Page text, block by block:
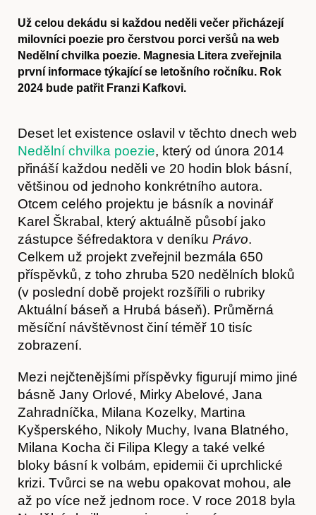
Už celou dekádu si každou neděli večer přicházejí
milovníci poezie pro čerstvou porci veršů na web
Nedělní chvilka poezie. Magnesia Litera zveřejnila
první informace týkající se letošního ročníku. Rok
2024 bude patřit Franzi Kafkovi.
Deset let existence oslavil v těchto dnech web
Nedělní chvilka poezie, který od února 2014
přináší každou neděli ve 20 hodin blok básní,
většinou od jednoho konkrétního autora.
Otcem celého projektu je básník a novinář
Karel Škrabal, který aktuálně působí jako
zástupce šéfredaktora v deníku Právo.
Celkem už projekt zveřejnil bezmála 650
příspěvků, z toho zhruba 520 nedělních bloků
(v poslední době projekt rozšířili o rubriky
Aktuální báseň a Hrubá báseň). Průměrná
měsíční návštěvnost činí téměř 10 tisíc
zobrazení.
Mezi nejčtenějšími příspěvky figurují mimo jiné
básně Jany Orlové, Mirky Abelové, Jana
Zahradníčka, Milana Kozelky, Martina
Kyšperského, Nikoly Muchy, Ivana Blatného,
Milana Kocha či Filipa Klegy a také velké
bloky básní k volbám, epidemii či uprchlické
krizi. Tvůrci se na webu opakovat mohou, ale
až po více než jednom roce. V roce 2018 byla